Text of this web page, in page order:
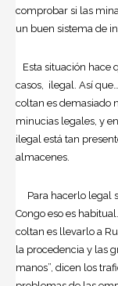
comprobar si las
un buen sistema de
Esta situación hace
casos, ilegal. Así
coltan es demasiado
minucias legales, y
ilegal está tan
almacenes.
Para hacerlo legal
Congo eso es
coltan es llevarlo a
la procedencia y las
manos”, dicen los